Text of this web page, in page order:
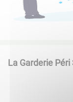
La Garderie